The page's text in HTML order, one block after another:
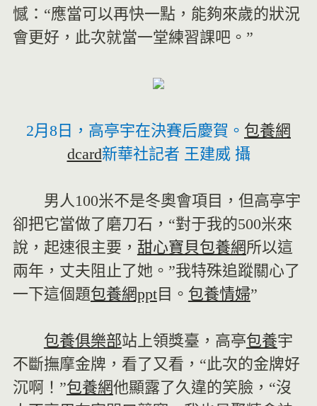
憾：“應當可以再快一點，能夠來歲的狀況
會更好，此次就當一堂練習課吧。”
2月8日，高亭宇在決賽后慶賀。 包養網
dcard新華社記者 王建威 攝
男人100米不是冬奧會項目，但高亭宇
卻把它當做了磨刀石，“對于我的500米來
說，起速很主要， 甜心寶貝包養網所以這
兩年，丈夫阻止了她。”我特殊追蹤關心了
一下這個題包養網ppt目。 包養情婦”
包養俱樂部站上領獎臺，高亭包養宇
不斷撫摩金牌，看了又看，“此次的金牌好
沉啊！”包養網他顯露了久違的笑臉，“沒